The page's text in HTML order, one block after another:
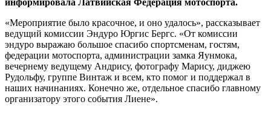
«Мероприятие было красочное, и оно удалось», рассказывает
ведущий комиссии Эндуро Юргис Бергс. «От комиссии
эндуро выражаю большое спасибо спортсменам, гостям,
федерации мотоспорта, администрации замка Яунмока,
вечернему ведущему Андрису, фотографу Марису, диджею
Рудольфу, группе Винтаж и всем, кто помог и поддержал в
наших начинаниях. Конечно же, отдельное спасибо главному
организатору этого события Лиене».